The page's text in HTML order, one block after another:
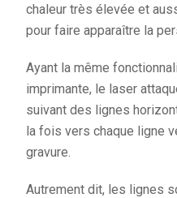
chaleur très élevée et
pour faire apparaître la
Ayant la même
imprimante, le laser
suivant des lignes
la fois vers chaque ligne
gravure.
Autrement dit, les lignes